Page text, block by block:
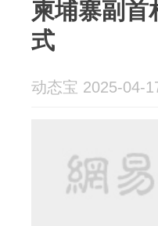
柬埔寨副首
式
动态宝 2025-04-